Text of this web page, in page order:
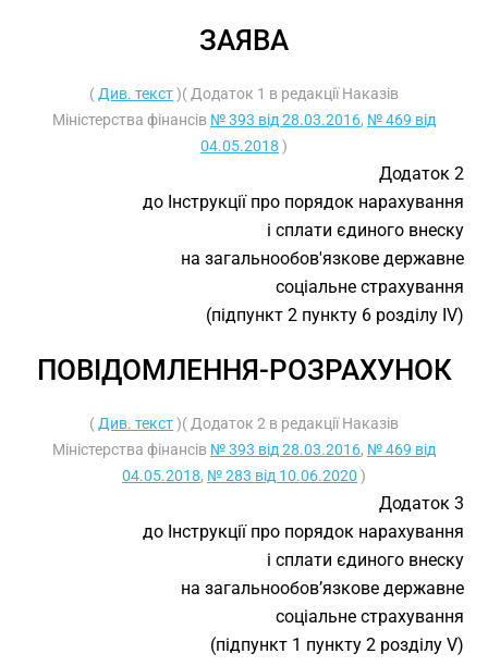
ЗАЯВА
( Див. текст)( Додаток 1 в редакції Наказів
Міністерства фінансів № 393 від 28.03.2016, № 469 від
04.05.2018 )
Додаток 2
до Інструкції про порядок нарахування
і сплати єдиного внеску
на загальнообов'язкове державне
соціальне страхування
(підпункт 2 пункту 6 розділу IV)
ПОВІДОМЛЕННЯ-РОЗРАХУНОК
( Див. текст)( Додаток 2 в редакції Наказів
Міністерства фінансів № 393 від 28.03.2016, № 469 від
04.05.2018, № 283 від 10.06.2020 )
Додаток 3
до Інструкції про порядок нарахування
і сплати єдиного внеску
на загальнообов’язкове державне
соціальне страхування
(підпункт 1 пункту 2 розділу V)